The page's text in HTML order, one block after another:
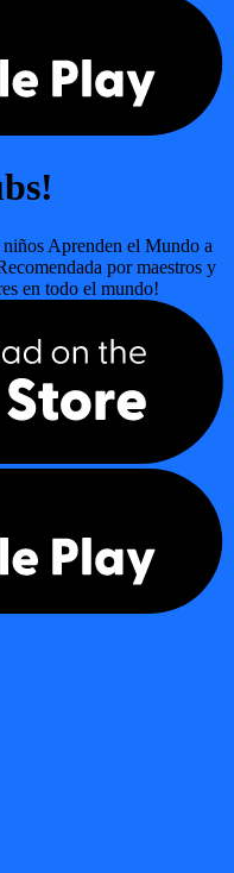
Aprenden el Mundo a
por maestros y
en todo el mundo!